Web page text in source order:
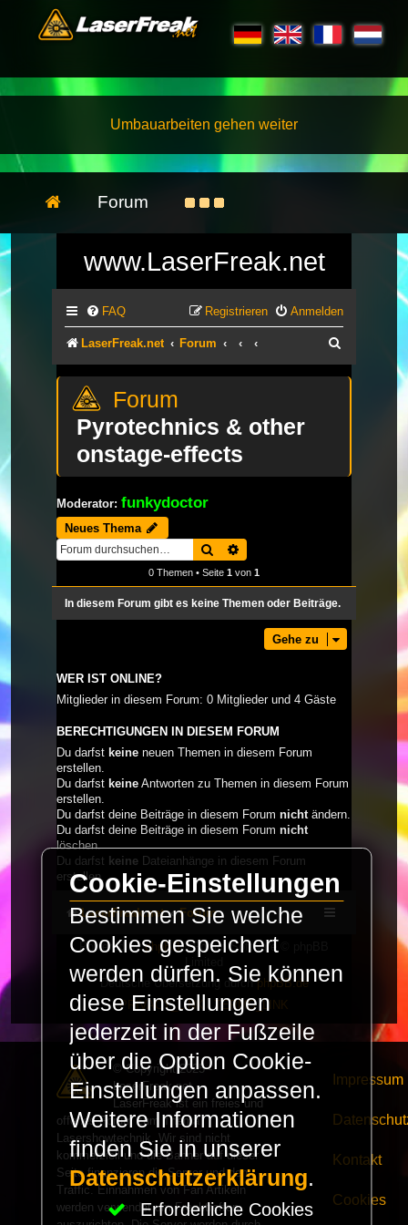
Umbauarbeiten gehen weiter
Forum
www.LaserFreak.net
FAQ Anmelden
Registrieren
LaserFreak.net Forum
Pyrotechnics & other
onstage-effects
Moderator: funkydoctor
Neues Thema
Suche
0 Themen • Seite 1 von 1
In diesem Forum gibt es keine Themen oder Beiträge.
Gehe zu
WER IST ONLINE?
Mitglieder in diesem Forum: 0 Mitglieder und 4 Gäste
BERECHTIGUNGEN IN DIESEM FORUM
Du darfst keine neuen Themen in diesem Forum
erstellen.
Du darfst keine Antworten zu Themen in diesem Forum
erstellen.
Du darfst deine Beiträge in diesem Forum nichtändern.
Du darfst deine Beiträge in diesem Forum nicht
löschen.
Du darfst keine Dateianhänge in diesem Forum
erstellen.
LaserFreak.net Forum
Powered byphpBB® Forum Software © phpBB
Deutsche Übersetzung durchphpBB.de
PRIVACY_LINK | TERMS_LINK
© Copyright 2025 -
LaserFreak.net
LaserFreak ist ein freies und
offenes Forum zum Thema
Lasershowtechnik. Wir sind nicht
kommerziell und die Banner auf dieser
Seite finanzieren die Server und den
Traffic. Einnahmen von Fan Artikeln
werden verwendet um Freaktreffen
Impressum
Kontakt
Cookies
Cookie-Einstellungen
Bestimmen Sie welche
Cookies gespeichert
werden dürfen. Sie können
diese Einstellungen
jederzeit in der Fußzeile
über die Option Cookie-
Einstellungen anpassen.
Weitere Informationen
finden Sie in unserer
Datenschutzerklärung.
Erforderliche Cookies